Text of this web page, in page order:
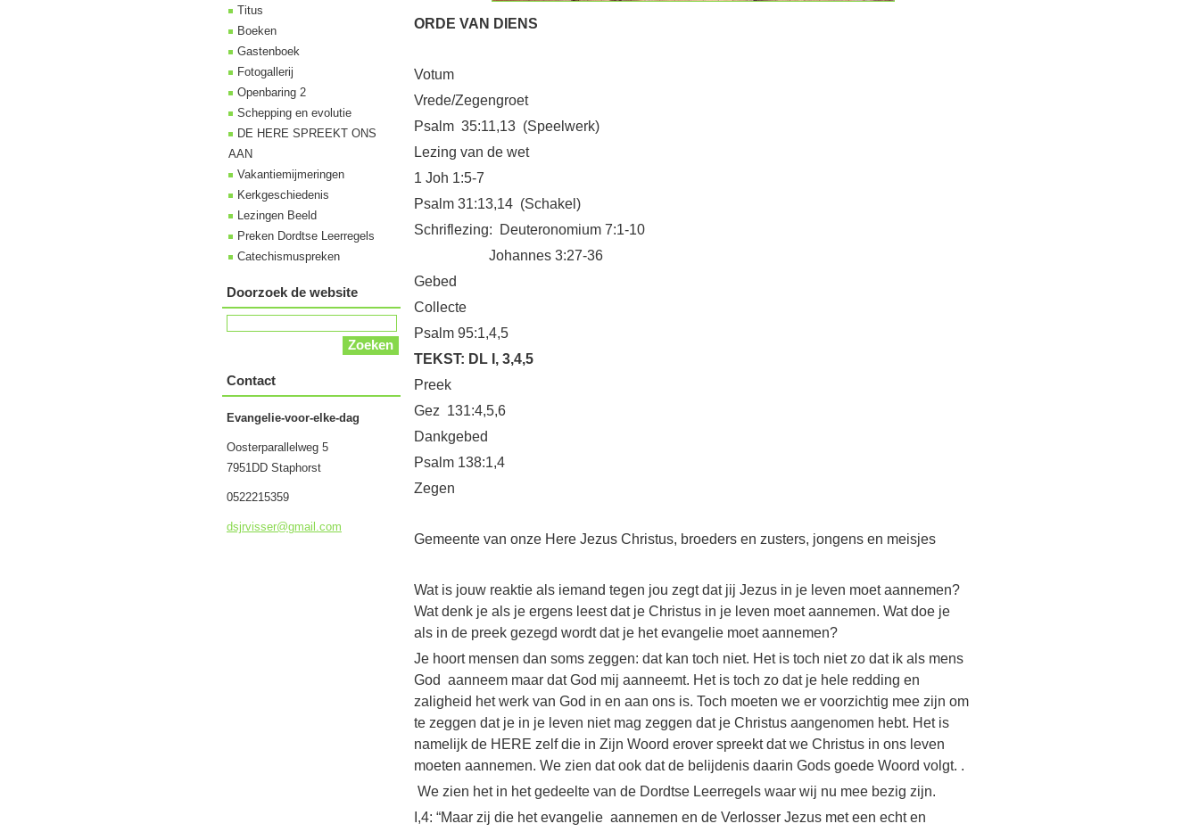
ORDE VAN DIENS
Votum
Vrede/Zegengroet
Psalm 35:11,13 (Speelwerk)
Lezing van de wet
1 Joh 1:5-7
Psalm 31:13,14 (Schakel)
Schriflezing: Deuteronomium 7:1-10
Johannes 3:27-36
Gebed
Collecte
Psalm 95:1,4,5
TEKST: DL I, 3,4,5
Preek
Gez 131:4,5,6
Dankgebed
Psalm 138:1,4
Zegen
Gemeente van onze Here Jezus Christus, broeders en zusters, jongens en meisjes
Wat is jouw reaktie als iemand tegen jou zegt dat jij Jezus in je leven moet aannemen?
Wat denk je als je ergens leest dat je Christus in je leven moet aannemen. Wat doe je
als in de preek gezegd wordt dat je het evangelie moet aannemen?
Je hoort mensen dan soms zeggen: dat kan toch niet. Het is toch niet zo dat ik als mens
God aanneem maar dat God mij aanneemt. Het is toch zo dat je hele redding en
zaligheid het werk van God in en aan ons is. Toch moeten we er voorzichtig mee zijn om
te zeggen dat je in je leven niet mag zeggen dat je Christus aangenomen hebt. Het is
namelijk de HERE zelf die in Zijn Woord erover spreekt dat we Christus in ons leven
moeten aannemen. We zien dat ook dat de belijdenis daarin Gods goede Woord volgt. .
We zien het in het gedeelte van de Dordtse Leerregels waar wij nu mee bezig zijn.
I,4: “Maar zij die het evangelie aannemen en de Verlosser Jezus met een echt en
Titus
Boeken
Gastenboek
Fotogallerij
Openbaring 2
Schepping en evolutie
DE HERE SPREEKT ONS
AAN
Vakantiemijmeringen
Kerkgeschiedenis
Lezingen Beeld
Preken Dordtse Leerregels
Catechismuspreken
Doorzoek de website
Contact
Evangelie-voor-elke-dag
Oosterparallelweg 5
7951DD Staphorst
0522215359
dsjrvisser@gmail .com